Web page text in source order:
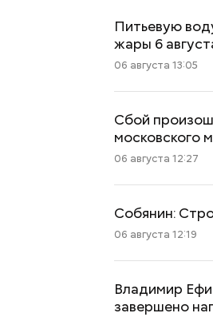
Питьевую
жары 6
06 августа 13:05
Сбой
московского
06 августа 12:27
Собянин:
06 августа 12:19
Владимир
завершено